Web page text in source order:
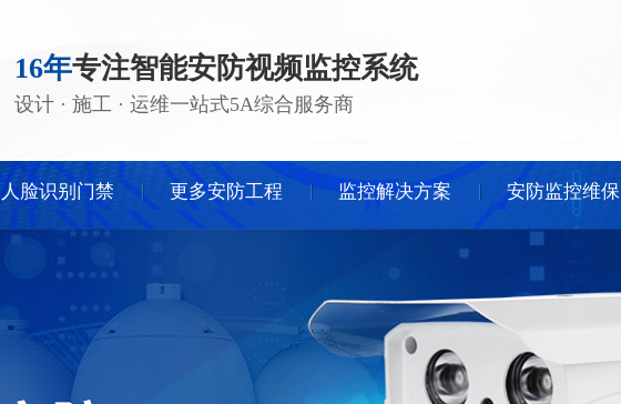
16年专注智能安防视频监控系统
设计 · 施工 · 运维一站式5A综合服务商
人脸识别门禁 更多安防工程 监控解决方案 安防监控维保